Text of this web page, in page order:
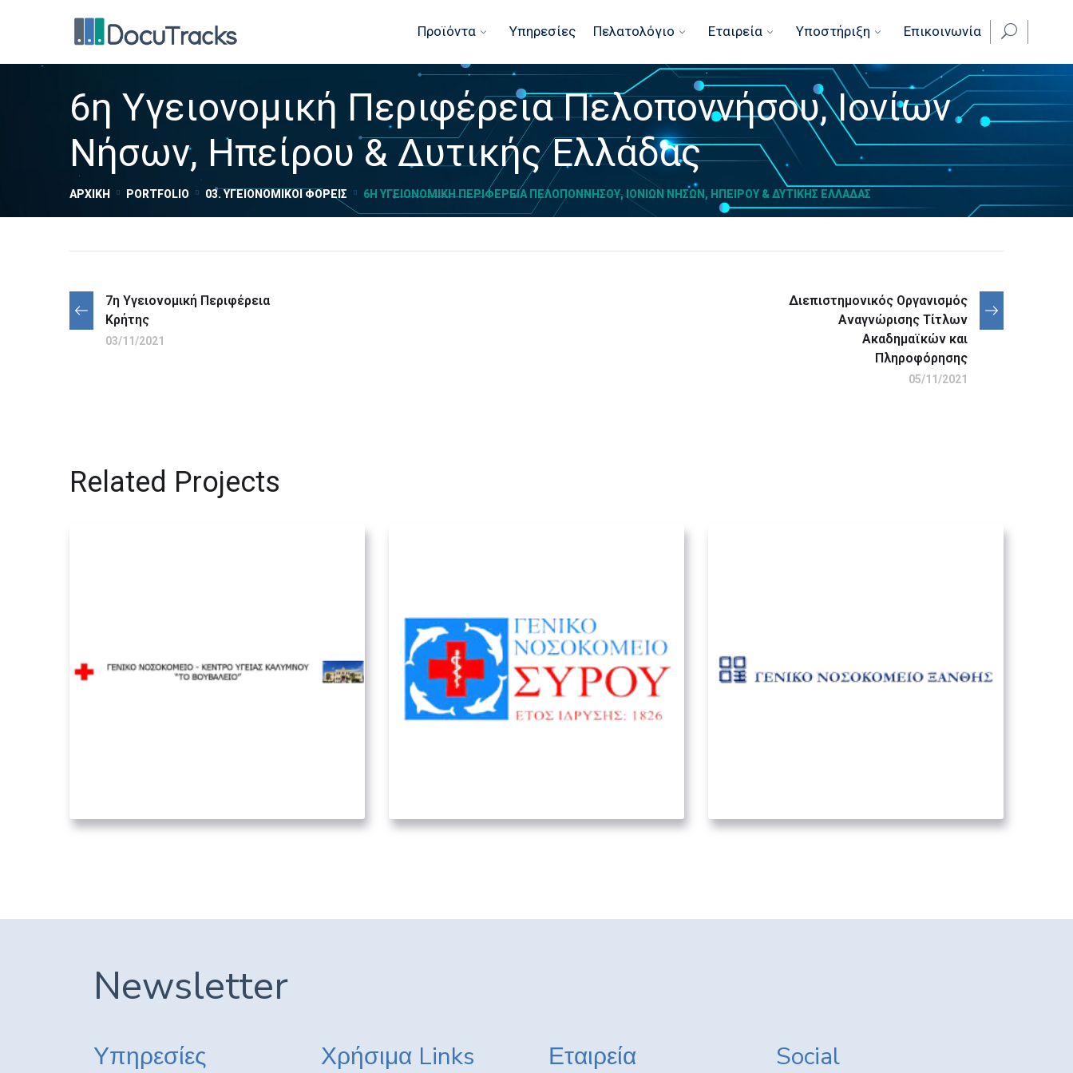
Προϊόντα Υπηρεσίες Πελατολόγιο Εταιρεία Υποστήριξη Επικοινωνία
6η Υγειονομική Περιφέρεια Πελοποννήσου, Ιονίων
Νήσων, Ηπείρου & Δυτικής Ελλάδας
ΑΡΧΙΚΉ PORTFOLIO 03. ΥΓΕΙΟΝΟΜΙΚΟΊ ΦΟΡΕΊΣ 6Η ΥΓΕΙΟΝΟΜΙΚΉ ΠΕΡΙΦΈΡΕΙΑ ΠΕΛΟΠΟΝΝΉΣΟΥ, ΙΟΝΊΩΝ ΝΉΣΩΝ, ΗΠΕΊΡΟΥ & ΔΥΤΙΚΉΣ ΕΛΛΆΔΑΣ
7η Υγειονομική Περιφέρεια
Κρήτης
03/11/2021
Διεπιστημονικός Οργανισμός
Αναγνώρισης Τίτλων
Ακαδημαϊκών και
Πληροφόρησης
05/11/2021
Related Projects
Newsletter
Υπηρεσίες Χρήσιμα Links Εταιρεία Social